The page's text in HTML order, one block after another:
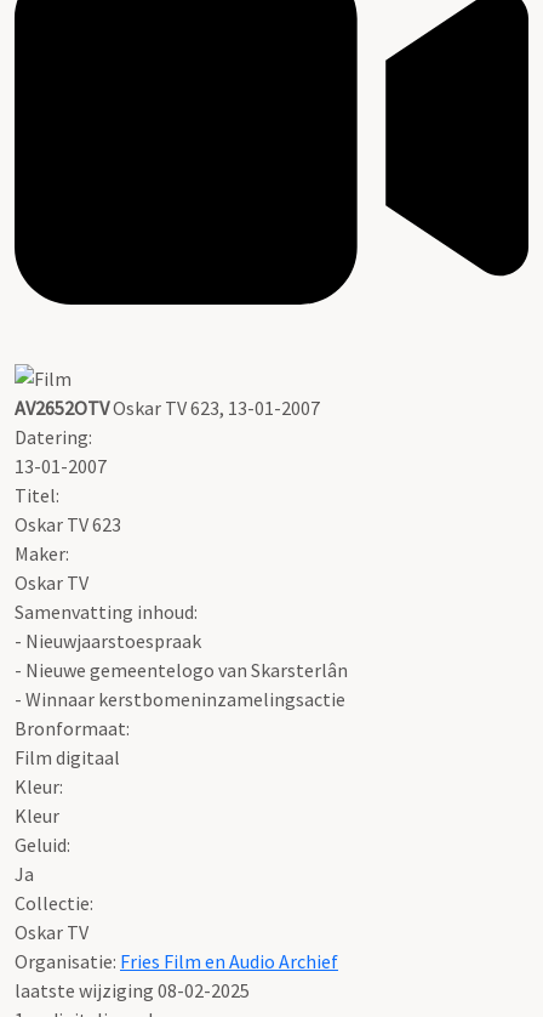
AV2652OTVOskar TV 623, 13-01-2007
Datering:
13-01-2007
Titel:
Oskar TV 623
Maker:
Oskar TV
Samenvatting inhoud:
- Nieuwjaarstoespraak
- Nieuwe gemeentelogo van Skarsterlân
- Winnaar kerstbomeninzamelingsactie
Bronformaat:
Film digitaal
Kleur:
Kleur
Geluid:
Ja
Collectie:
Oskar TV
Organisatie: Fries Film en Audio Archief
laatste wijziging 08-02-2025